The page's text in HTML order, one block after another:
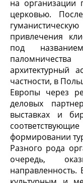
на организации
церковью.
привлечения
под
архитектурный
частности, в
Европы через
деловых
выставках и
формировании
Разного рода
очередь,